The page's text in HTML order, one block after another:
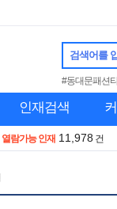
검색어를
#동대문패션
인재검색
열람가능 인재 11,978 건